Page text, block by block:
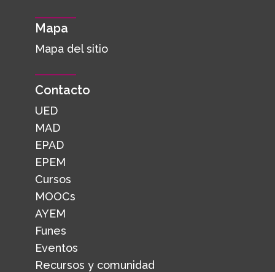
Mapa
Mapa del sitio
Contacto
UED
MAD
EPAD
EPEM
Cursos
MOOCs
AYEM
Funes
Eventos
Recursos y comunidad